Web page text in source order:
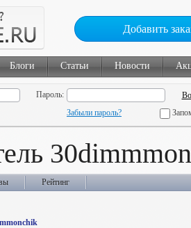
Добавить
Блоги Статьи Новости
Пароль:
Забыли пароль?
Рейтинг